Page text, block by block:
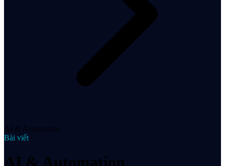
AI & Automation
Bài viết
AI & Automation